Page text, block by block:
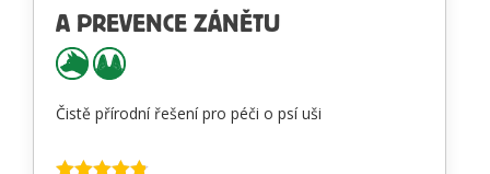
A PREVENCE ZÁNĚTU
Čistě přírodní řešení pro péči o psí uši